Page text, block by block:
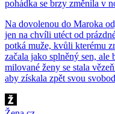
pohádka se brzy změnila v
Na dovolenou do Maroka
jen na chvíli utéct od
potká muže, kvůli kterému
začala jako splněný sen,
milované ženy se stala
aby získala zpět svou